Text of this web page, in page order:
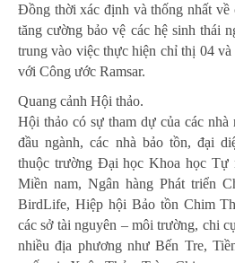
Đồng thời xác định và thống nhất về
tăng cường bảo vệ các hệ sinh thái
trung vào việc thực hiện chỉ thị 04
với Công ước Ramsar.
Quang cảnh Hội thảo.
Hội thảo có sự tham dự của các nhà
đầu ngành, các nhà bảo tồn, đại
thuộc trường Đại học Khoa học Tự
Miền nam, Ngân hàng Phát triển
BirdLife, Hiệp hội Bảo tồn Chim
các sở tài nguyên – môi trường, chi
nhiều địa phương như Bến Tre,